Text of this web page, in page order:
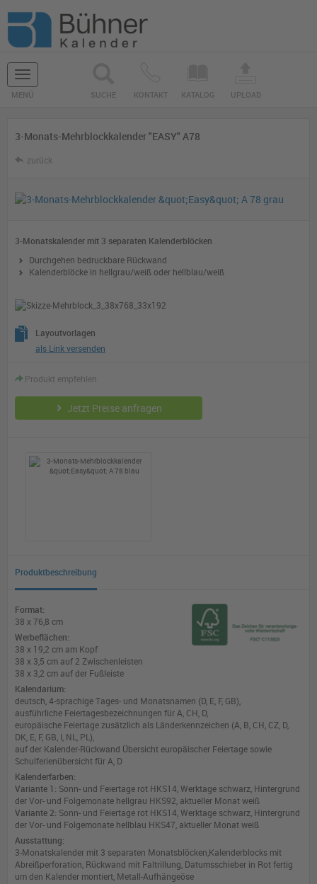
Navigation
MENÜ SUCHE KONTAKT KATALOG UPLOAD
3-Monats-Mehrblockkalender "EASY" A78
zurück
3-Monatskalender mit 3 separaten Kalenderblöcken
Durchgehen bedruckbare Rückwand
Kalenderblöcke in hellgrau/weiß oder hellblau/weiß
Layoutvorlagen
als Link versenden
Produkt empfehlen
Jetzt Preise anfragen
Produktbeschreibung
Format:
38 x 76,8 cm
Werbeflächen:
38 x 19,2 cm am Kopf
38 x 3,5 cm auf 2 Zwischenleisten
38 x 3,2 cm auf der Fußleiste
Kalendarium:
deutsch, 4-sprachige Tages- und Monatsnamen (D, E, F, GB),
ausführliche Feiertagesbezeichnungen für A, CH, D,
europäische Feiertage zusätzlich als Länderkennzeichen (A, B, CH, CZ, D,
DK, E, F, GB, I, NL, PL),
auf der Kalender-Rückwand Übersicht europäischer Feiertage sowie
Schulferienübersicht für A, D
Kalenderfarben:
Variante 1: Sonn- und Feiertage rot HKS14, Werktage schwarz, Hintergrund
der Vor- und Folgemonate hellgrau HKS92, aktueller Monat weiß
Variante 2: Sonn- und Feiertage rot HKS14, Werktage schwarz, Hintergrund
der Vor- und Folgemonate hellblau HKS47, aktueller Monat weiß
Ausstattung:
3-Monatskalender mit 3 separaten Monatsblöcken,Kalenderblocks mit
Abreißperforation, Rückwand mit Faltrillung, Datumsschieber in Rot fertig
um den Kalender montiert, Metall-Aufhängeöse